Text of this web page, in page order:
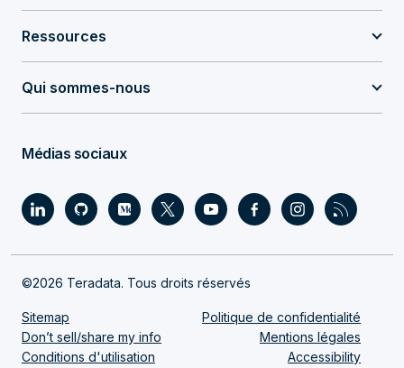
Ressources
Qui sommes-nous
Médias sociaux
©2026 Teradata. Tous droits réservés
Sitemap
Politique de confidentialité
Don’t sell/share my info
Mentions légales
Conditions d'utilisation
Accessibility